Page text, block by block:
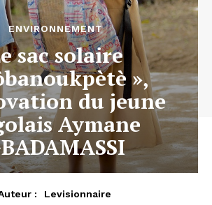
ENVIRONNEMENT
sac solaire
»,
du jeune
Aymane
:
Levisionnaire